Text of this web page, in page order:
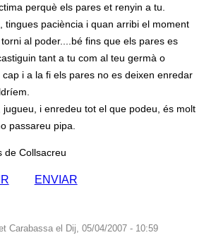
perquè els pares et renyin a tu.
tingues paciència i quan arribi el moment
al poder....bé fins que els pares es
tant a tu com al teu germà o
cap i a la fi els pares no es deixen enredar
jugueu, i enredeu tot el que podeu, és molt
passareu pipa.
de Collsacreu
ENVIAR
Carabassa el Dij, 05/04/2007 - 10:59